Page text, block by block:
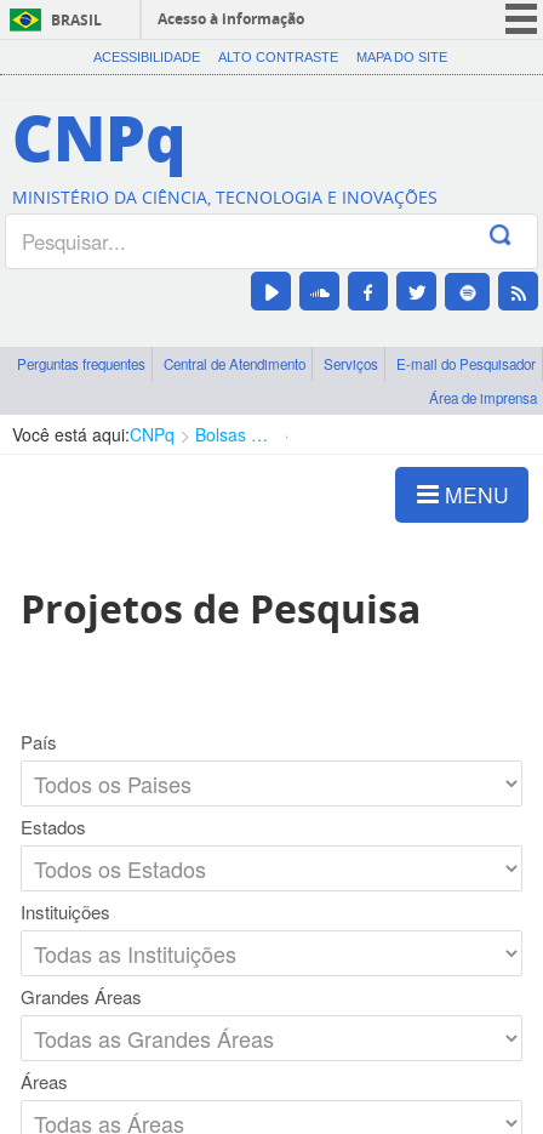
BRASIL
Acesso à informação
CORONAVÍRUS (COVID-19)
Canais
ACESSIBILIDADE ALTO CONTRASTE MAPA DO SITE
CNPq
MINISTÉRIO DA CIÊNCIA, TECNOLOGIA E INOVAÇÕES
Perguntas frequentes Central de Atendimento Serviços
E-mail do Pesquisador
Área de imprensa
Você está aqui:CNPq Bolsas e Auxílios Vigentes
MENU
Projetos de Pesquisa
País
Estados
Instituições
Grandes Áreas
Áreas